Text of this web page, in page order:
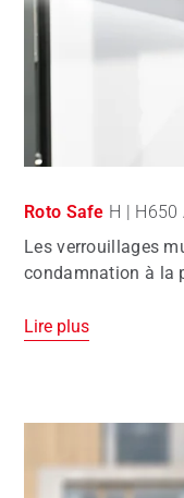
Roto Safe H | H650
Les verrouillages
condamnation à la
Lire plus